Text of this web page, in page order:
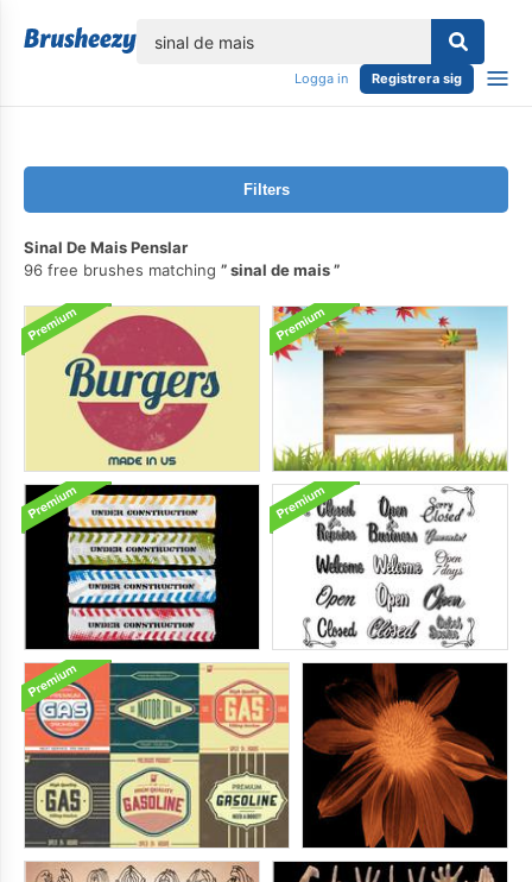
Logga in Registrera sig
Filters
Sinal De Mais Penslar
96 free brushes matching
sinal de mais